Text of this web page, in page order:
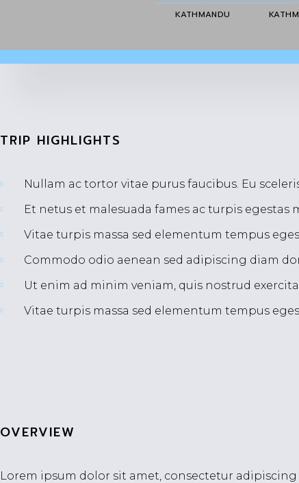
KATHMANDU
TRIP HIGHLIGHTS
Nullam ac tortor vitae purus faucibus. Eu
Et netus et malesuada fames ac turpis
Vitae turpis massa sed elementum tempus
Commodo odio aenean sed adipiscing diam
Ut enim ad minim veniam, quis nostrud
Vitae turpis massa sed elementum tempus
OVERVIEW
Lorem ipsum dolor sit amet, consectetur